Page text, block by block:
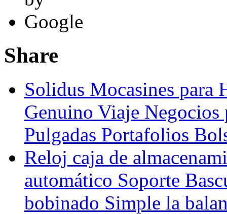
Share
Solidus Mocasines para
Genuino Viaje
Pulgadas Portafolios
Reloj caja de
automático Soporte
bobinado Simple la